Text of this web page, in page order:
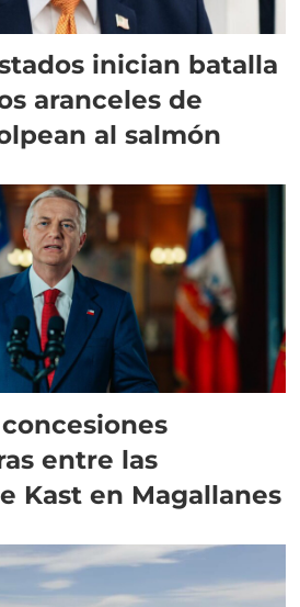
inician batalla
aranceles de
al salmón
entre las
Kast en Magallanes